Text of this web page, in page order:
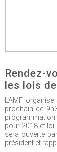
Rendez-
les lois
L'AMF
prochain de
programmation
pour 2018 et loi
sera ouverte
président et